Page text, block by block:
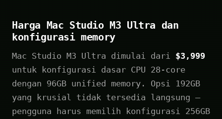
Harga Mac Studio M3 Ultra dan
konfigurasi memory
Mac Studio M3 Ultra dimulai dari $3,999
untuk konfigurasi dasar CPU 28-core
dengan 96GB unified memory. Opsi 192GB
yang krusial tidak tersedia langsung –
pengguna harus memilih konfigurasi 256GB